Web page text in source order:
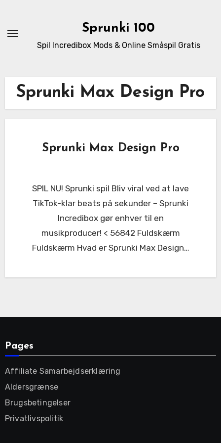
content
Sprunki 100
Spil Incredibox Mods & Online Småspil Gratis
Sprunki Max Design Pro
Sprunki Max Design Pro
SPIL NU! Sprunki spil Bliv viral ved at lave
TikTok-klar beats på sekunder – Sprunki
Incredibox gør enhver til en
musikproducer! < 56842 Fuldskærm
Fuldskærm Hvad er Sprunki Max Design…
Pages
Affiliate Samarbejdserklæring
Aldersgrænse
Brugsbetingelser
Privatlivspolitik